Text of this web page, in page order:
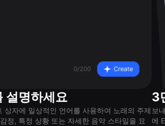
설명하세요
상자에 일상적인 언어를 사용하여 노래의 주제
정, 특정 상황 또는 자세한 음악 스타일을 묘
3
보
에